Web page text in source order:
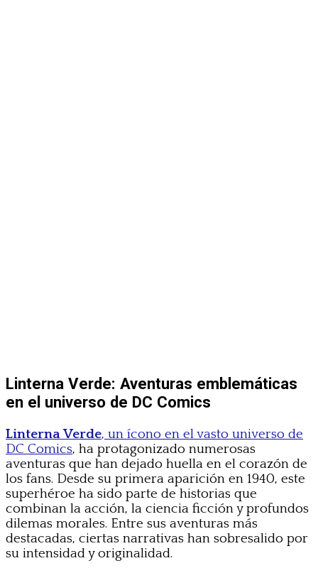
Linterna Verde: Aventuras emblemáticas
en el universo de DC Comics
Linterna Verde, un ícono en el vasto universo de
DC Comics, ha protagonizado numerosas
aventuras que han dejado huella en el corazón de
los fans. Desde su primera aparición en 1940, este
superhéroe ha sido parte de historias que
combinan la acción, la ciencia ficción y profundos
dilemas morales. Entre sus aventuras más
destacadas, ciertas narrativas han sobresalido por
su intensidad y originalidad.